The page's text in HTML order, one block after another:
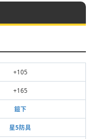
+105
+165
鎧下
星5防具